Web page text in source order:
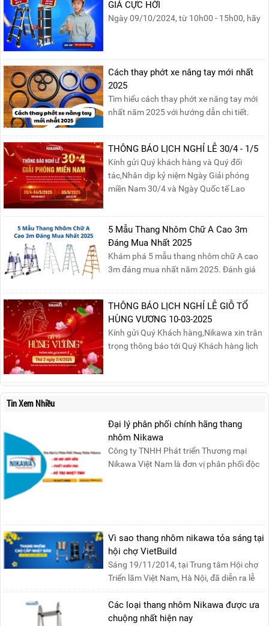
GIÁ CỰC HỜI
Ngày 09/10/2024, từ 10h00 - 15h00, hãy
phần quà siêu hấp dẫn và mua sắm
những sản phẩm thang chính hãng với
mức giá không thể tốt hơn!Tham gia
Mega Live, bạn sẽ nhận được gì?...
Cách thay phớt xe nâng tay mới nhất
2025
Tìm hiểu cách thay phớt xe nâng tay mới
nhất năm 2025 với hướng dẫn chi tiết.
phớt đúng cách, giúp xe nâng hoạt động
hiệu quả và bền lâu!
THÔNG BÁO LỊCH NGHỈ LỄ 30/4 - 1/5
Kính gửi Quý khách hàng và Quý đối
tác,Nhân dịp kỷ niệm Ngày Giải phóng
miền Nam 30/4 và Ngày Quốc tế Lao
báo lịch nghỉ lễ như sau:Thời gian nghỉ: Từ
Thứ Ba, ngày 29/04/2025 đến hết Chủ
Nhật, ngày 04/05/2025.T...
5 Mẫu Thang Nhôm Chữ A Cao 3m
Đáng Mua Nhất 2025
Khám phá 5 mẫu thang nhôm chữ A cao
3m đáng mua nhất năm 2025. Đánh giá
sản phẩm phù hợp!
THÔNG BÁO LỊCH NGHỈ LỄ GIỖ TỔ
HÙNG VƯƠNG 10-03-2025
Kính gửi Quý Khách hàng,Nikawa xin trân
trọng thông báo tới Quý Khách hàng lịch
07/04/2025, nhằm ngày Giỗ Tổ Hùng
Tin Xem Nhiều
Đại lý phân phối chính hãng thang
nhôm Nikawa
Công ty TNHH Phát triển Thương mại
Nikawa Việt Nam là đơn vị phân phối độc
Vì sao thang nhôm nikawa tỏa sáng tại
hội chợ VietBuild
Sáng 19/11/2014, tại Trung tâm Hội chợ
Triển lãm Việt Nam, Hà Nội, đã diễn ra lễ
khai mạc “Triể....
Các loại thang nhôm Nikawa được ưa
chuộng nhất hiện nay